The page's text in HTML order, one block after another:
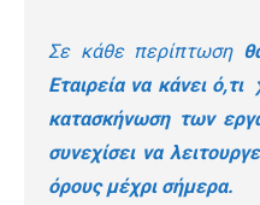
Σε κάθε περίπτωση
Εταιρεία να κάνει
κατασκήνωση των
συνεχίσει να
όρους μέχρι σήμερα.